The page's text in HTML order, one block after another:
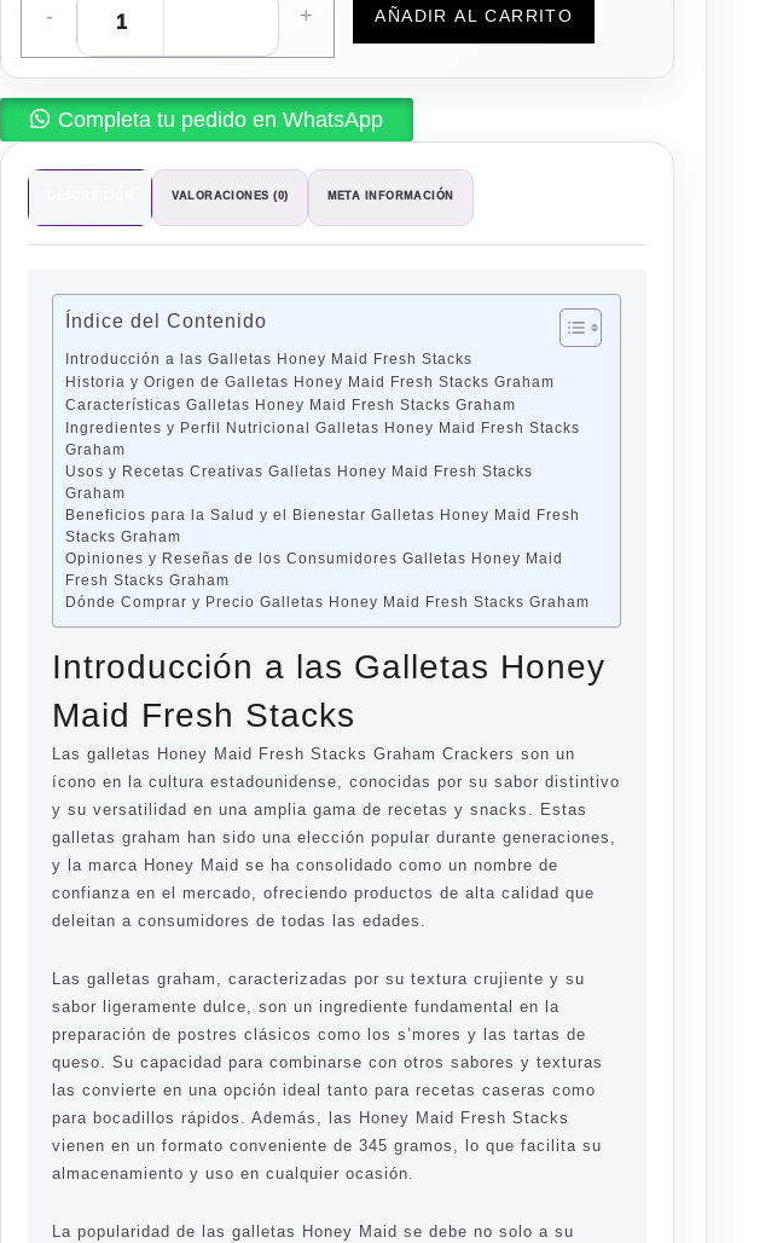
- + AÑADIR AL CARRITO
Completa tu pedido en WhatsApp
VALORACIONES (0) META INFORMACIÓN
Índice del Contenido
Introducción a las Galletas Honey Maid Fresh Stacks
Historia y Origen de Galletas Honey Maid Fresh Stacks Graham
Características Galletas Honey Maid Fresh Stacks Graham
Ingredientes y Perfil Nutricional Galletas Honey Maid Fresh Stacks
Graham
Usos y Recetas Creativas Galletas Honey Maid Fresh Stacks
Graham
Beneficios para la Salud y el Bienestar Galletas Honey Maid Fresh
Stacks Graham
Opiniones y Reseñas de los Consumidores Galletas Honey Maid
Fresh Stacks Graham
Dónde Comprar y Precio Galletas Honey Maid Fresh Stacks Graham
Introducción a las Galletas Honey
Maid Fresh Stacks
Las galletas Honey Maid Fresh Stacks Graham Crackers son un
ícono en la cultura estadounidense, conocidas por su sabor distintivo
y su versatilidad en una amplia gama de recetas y snacks. Estas
galletas graham han sido una elección popular durante generaciones,
y la marca Honey Maid se ha consolidado como un nombre de
confianza en el mercado, ofreciendo productos de alta calidad que
deleitan a consumidores de todas las edades.
Las galletas graham, caracterizadas por su textura crujiente y su
sabor ligeramente dulce, son un ingrediente fundamental en la
preparación de postres clásicos como los s’mores y las tartas de
queso. Su capacidad para combinarse con otros sabores y texturas
las convierte en una opción ideal tanto para recetas caseras como
para bocadillos rápidos. Además, las Honey Maid Fresh Stacks
vienen en un formato conveniente de 345 gramos, lo que facilita su
almacenamiento y uso en cualquier ocasión.
La popularidad de las galletas Honey Maid se debe no solo a su